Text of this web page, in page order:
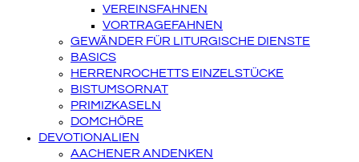
VEREINSFAHNEN
VORTRAGEFAHNEN
GEWÄNDER FÜR LITURGISCHE DIENSTE
BASICS
HERRENROCHETTS EINZELSTÜCKE
BISTUMSORNAT
PRIMIZKASELN
DOMCHÖRE
DEVOTIONALIEN
AACHENER ANDENKEN